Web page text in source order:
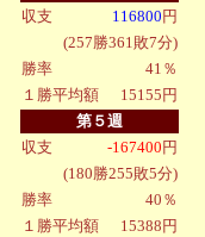
収支
116800 円
(257勝361敗7分)
勝率
41％
１勝平均額
15155円
第５週
収支
-167400 円
(180勝255敗5分)
勝率
40％
１勝平均額
15388円